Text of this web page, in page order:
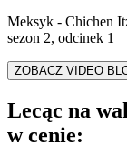
Meksyk - Chichen
sezon 2, odcinek 1
ZOBACZ VIDEO
Lecąc na
w cenie: